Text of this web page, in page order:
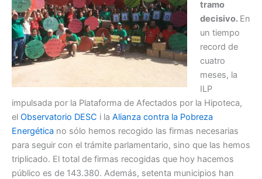
tramo
decisivo. En
un tiempo
record de
cuatro
meses, la
ILP
impulsada por la Plataforma de Afectados por la Hipoteca,
el Observatorio DESC i la Alianza contra la Pobreza
Energética no sólo hemos recogido las firmas necesarias
para seguir con el trámite parlamentario, sino que las hemos
triplicado. El total de firmas recogidas que hoy hacemos
público es de 143.380. Además, setenta municipios han